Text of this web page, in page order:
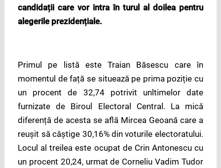
candidații care vor intra în turul al doilea pentru
alegerile prezidențiale.
Primul pe listă este Traian Băsescu care în
momentul de față se situează pe prima poziție cu
un procent de 32,74 potrivit unltimelor date
furnizate de Biroul Electoral Central. La mică
diferență de acesta se află Mircea Geoană care a
reușit să câștige 30,16% din voturile electoratului.
Locul al treilea este ocupat de Crin Antonescu cu
un procent 20,24, urmat de Corneliu Vadim Tudor